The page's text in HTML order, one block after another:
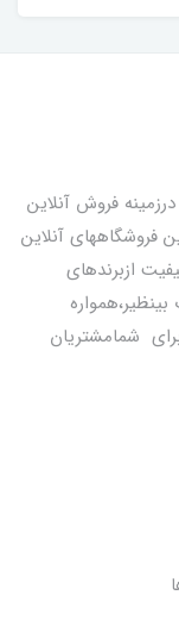
درخشان درزمینه فروش آنلاین
فروشگاههای آنلاین
ازبرندهای
شمامشتریان